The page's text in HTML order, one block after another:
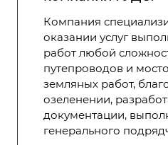
Компания
оказании услуг
работ любой
путепроводов и
земляных работ,
озеленении,
документации,
генерального